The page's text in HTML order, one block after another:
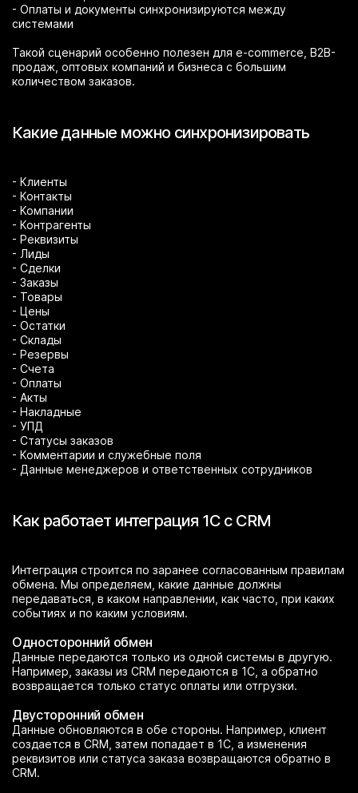
- Оплаты и документы синхронизируются между
системами
Такой сценарий особенно полезен для e-commerce, B2B-
продаж, оптовых компаний и бизнеса с большим
количеством заказов.
Какие данные можно синхронизировать
- Клиенты
- Контакты
- Компании
- Контрагенты
- Реквизиты
- Лиды
- Сделки
- Заказы
- Товары
- Цены
- Остатки
- Склады
- Резервы
- Счета
- Оплаты
- Акты
- Накладные
- УПД
- Статусы заказов
- Комментарии и служебные поля
- Данные менеджеров и ответственных сотрудников
Как работает интеграция 1С с CRM
Интеграция строится по заранее согласованным правилам
обмена. Мы определяем, какие данные должны
передаваться, в каком направлении, как часто, при каких
событиях и по каким условиям.
Односторонний обмен
Данные передаются только из одной системы в другую.
Например, заказы из CRM передаются в 1С, а обратно
возвращается только статус оплаты или отгрузки.
Двусторонний обмен
Данные обновляются в обе стороны. Например, клиент
создается в CRM, затем попадает в 1С, а изменения
реквизитов или статуса заказа возвращаются обратно в
CRM.